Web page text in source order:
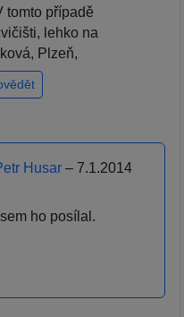
tomto případě
lehko na
Plzeň,
Husar – 7.1.2014
ho posílal.